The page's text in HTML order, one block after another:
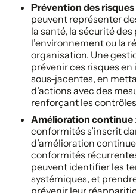
Prévention des risques
peuvent représenter
la santé, la sécurité des
l’environnement ou la
organisation. Une
prévenir ces risques
sous-jacentes, en
d’actions avec des
renforçant les
Amélioration continue
conformités s’inscrit
d’amélioration
conformités
peuvent identifier les
systémiques, et
prévenir leur